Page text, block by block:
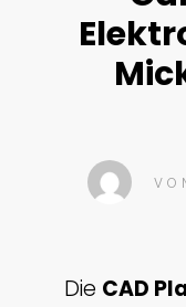
Die CAD